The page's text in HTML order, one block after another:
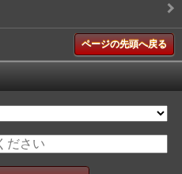
ページの先頭へ戻る